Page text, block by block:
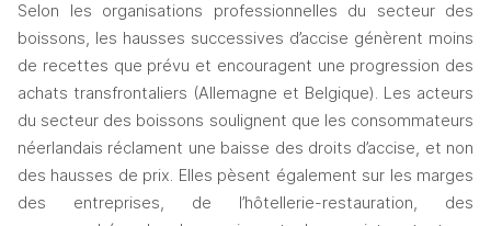
Selon les organisations professionnelles du secteur des
boissons, les hausses successives d’accise génèrent moins
de recettes que prévu et encouragent une progression des
achats transfrontaliers (Allemagne et Belgique). Les acteurs
du secteur des boissons soulignent que les consommateurs
néerlandais réclament une baisse des droits d’accise, et non
des hausses de prix. Elles pèsent également sur les marges
des entreprises, de l’hôtellerie-restauration, des